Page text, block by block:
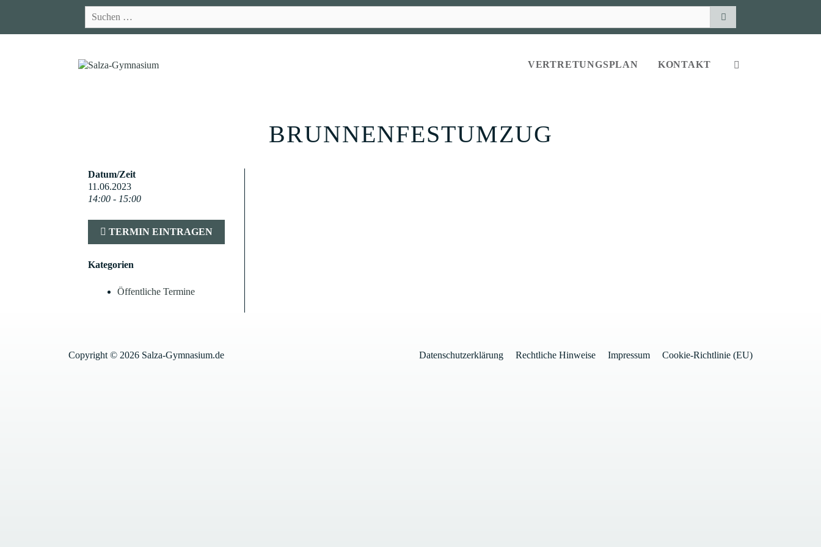
nach:
VERTRETUNGSPLAN KONTAKT
BRUNNENFESTUMZUG
Datum/Zeit
11.06.2023
14:00 - 15:00
TERMIN EINTRAGEN
Kategorien
Öffentliche Termine
Datenschutzerklärung Rechtliche Hinweise Impressum Cookie-Richtlinie (EU)
Copyright © 2026 Salza-Gymnasium.de